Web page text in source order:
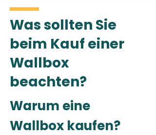
Was sollten Sie
beim Kauf einer
Wallbox
beachten?
Warum eine
Wallbox kaufen?